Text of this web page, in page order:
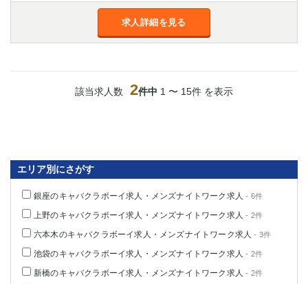
求人詳細を見る
該当求人数 2件中 1 〜 15件 を表示
エリア別にさがす
銀座のキャバクラボーイ求人・メンズナイトワーク求人 - 6件
上野のキャバクラボーイ求人・メンズナイトワーク求人 - 2件
六本木のキャバクラボーイ求人・メンズナイトワーク求人 - 3件
池袋のキャバクラボーイ求人・メンズナイトワーク求人 - 2件
新橋のキャバクラボーイ求人・メンズナイトワーク求人 - 2件
川口
茂原
浦安
栃木県
宇都宮
小山
東武宇都宮（宇都宮西口）